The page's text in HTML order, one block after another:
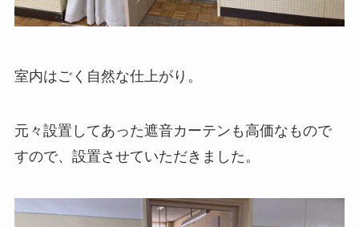
室内はごく自然な仕上がり。
元々設置してあった遮音カーテンも高価なもので
すので、設置させていただきました。